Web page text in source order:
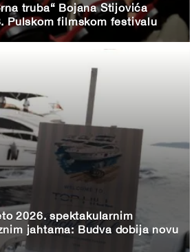
truba“ Bojana Stijovića
Pulskom filmskom festivalu
2026. spektakularnim
jahtama: Budva dobija novu